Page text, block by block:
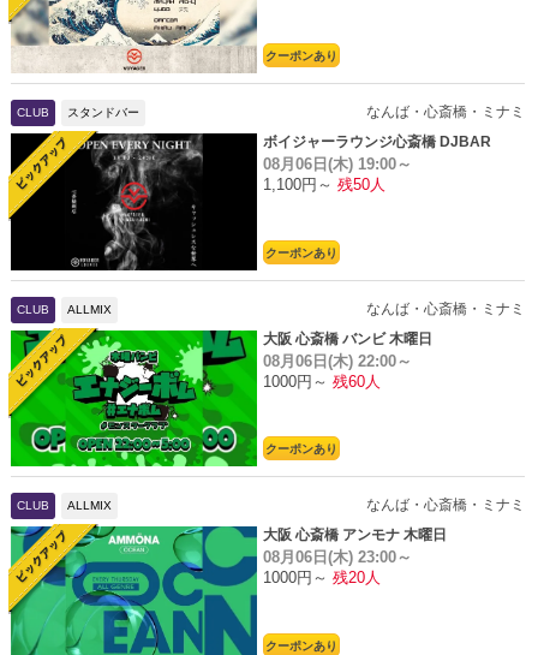
クーポンあり
CLUB スタンドバー
なんば・心斎橋・ミナミ
ボイジャーラウンジ心斎橋 DJBAR
08月06日(木) 19:00～
1,100円～ 残50人
クーポンあり
CLUB ALLMIX
なんば・心斎橋・ミナミ
大阪 心斎橋 バンビ 木曜日
08月06日(木) 22:00～
1000円～ 残60人
クーポンあり
CLUB ALLMIX
なんば・心斎橋・ミナミ
大阪 心斎橋 アンモナ 木曜日
08月06日(木) 23:00～
1000円～ 残20人
クーポンあり